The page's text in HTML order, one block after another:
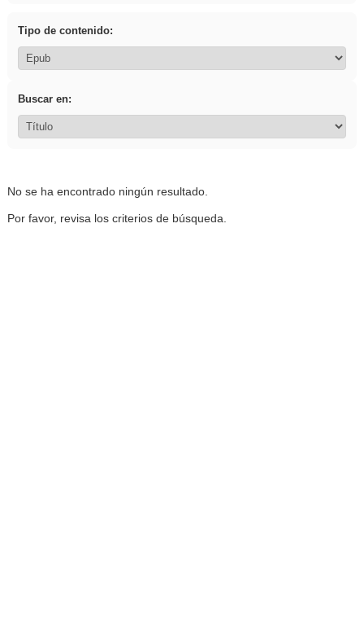
Tipo de contenido:
Buscar en:
No se ha encontrado ningún resultado.
Por favor, revisa los criterios de búsqueda.